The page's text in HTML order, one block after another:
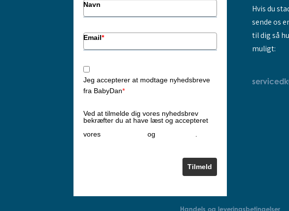
Navn
Email*
Jeg accepterer at modtage nyhedsbreve
fra BabyDan*
Ved at tilmelde dig vores nyhedsbrev
bekræfter du at have læst og accepteret
vores
og
Tilmeld
Hvis du
sende os
til dig så
muligt:
Handels og leveringsbetingelser